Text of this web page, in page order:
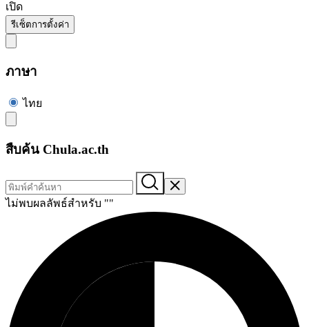
เปิด
รีเซ็ตการตั้งค่า
ภาษา
ไทย
สืบค้น Chula.ac.th
ไม่พบผลลัพธ์สำหรับ ""